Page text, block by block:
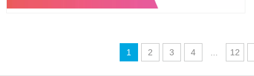
1 2 3 4 12